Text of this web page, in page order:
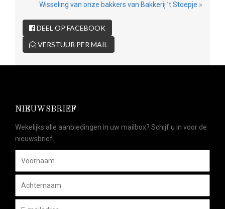
Wisseling van onze bakkers van Bakkerij ’t Stoepje »
DEEL OP FACEBOOK
VERSTUUR PER MAIL
NIEUWSBRIEF
Wekelijks alle aanbiedingen in uw mailbox? Schijf u in voor de
nieuwsbrief.